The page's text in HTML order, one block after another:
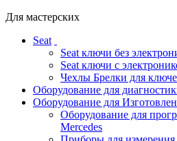
Для мастерских
Seat
Seat ключи без
Seat ключи с
Чехлы Брелки для
Оборудование для
Оборудование для
Оборудование для
Mercedes